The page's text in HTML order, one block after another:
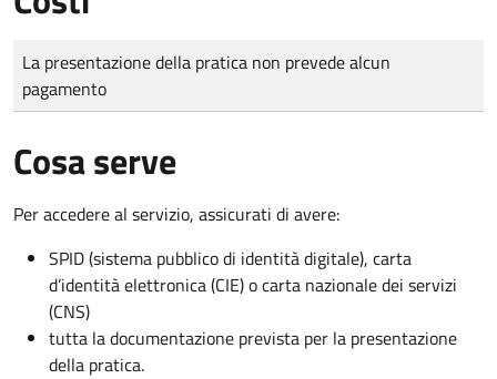
Tipo di pagamento
Importo
La presentazione della pratica non prevede alcun
pagamento
Cosa serve
Per accedere al servizio, assicurati di avere:
SPID (sistema pubblico di identità digitale), carta
d’identità elettronica (CIE) o carta nazionale dei servizi
(CNS)
tutta la documentazione prevista per la presentazione
della pratica.